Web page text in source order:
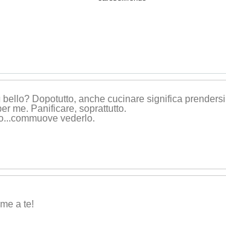
Dopotutto, anche cucinare significa
me. Panificare, soprattutto.
ve vederlo.
a te!